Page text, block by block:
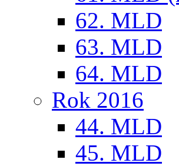
62. MLD
63. MLD
64. MLD
Rok 2016
44. MLD
45. MLD